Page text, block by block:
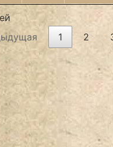
1 2